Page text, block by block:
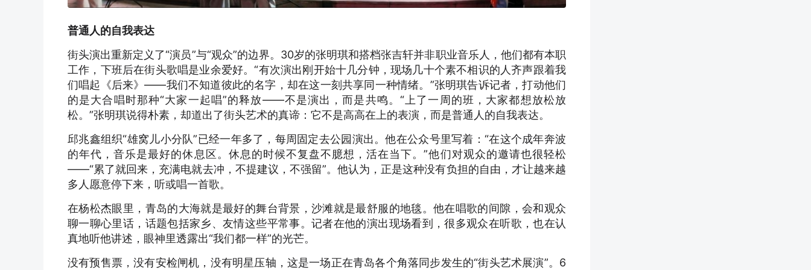
普通人的自我表达
街头演出重新定义了“演员”与“观众”的边界。30岁的张明琪和搭档张吉轩并非职业音乐人，他们都有本职
工作，下班后在街头歌唱是业余爱好。“有次演出刚开始十几分钟，现场几十个素不相识的人齐声跟着我
们唱起《后来》——我们不知道彼此的名字，却在这一刻共享同一种情绪。”张明琪告诉记者，打动他们
的是大合唱时那种“大家一起唱”的释放——不是演出，而是共鸣。“上了一周的班，大家都想放松放
松。”张明琪说得朴素，却道出了街头艺术的真谛：它不是高高在上的表演，而是普通人的自我表达。
邱兆鑫组织“雄窝儿小分队”已经一年多了，每周固定去公园演出。他在公众号里写着：“在这个成年奔波
的年代，音乐是最好的休息区。休息的时候不复盘不臆想，活在当下。”他们对观众的邀请也很轻松
——“累了就回来，充满电就去冲，不提建议，不强留”。他认为，正是这种没有负担的自由，才让越来越
多人愿意停下来，听或唱一首歌。
在杨松杰眼里，青岛的大海就是最好的舞台背景，沙滩就是最舒服的地毯。他在唱歌的间隙，会和观众
聊一聊心里话，话题包括家乡、友情这些平常事。记者在他的演出现场看到，很多观众在听歌，也在认
真地听他讲述，眼神里透露出“我们都一样”的光芒。
没有预售票，没有安检闸机，没有明星压轴，这是一场正在青岛各个角落同步发生的“街头艺术展演”。6